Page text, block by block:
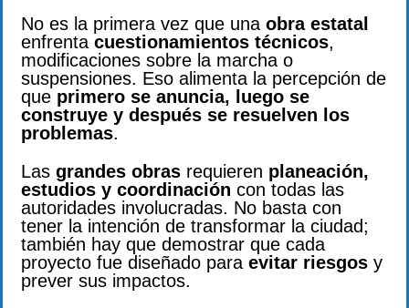
No es la primera vez que una obra estatal
enfrenta cuestionamientos técnicos,
modificaciones sobre la marcha o
suspensiones. Eso alimenta la percepción de
que primero se anuncia, luego se
construye y después se resuelven los
problemas.
Las grandes obras requieren planeación,
estudios y coordinación con todas las
autoridades involucradas. No basta con
tener la intención de transformar la ciudad;
también hay que demostrar que cada
proyecto fue diseñado para evitar riesgos y
prever sus impactos.